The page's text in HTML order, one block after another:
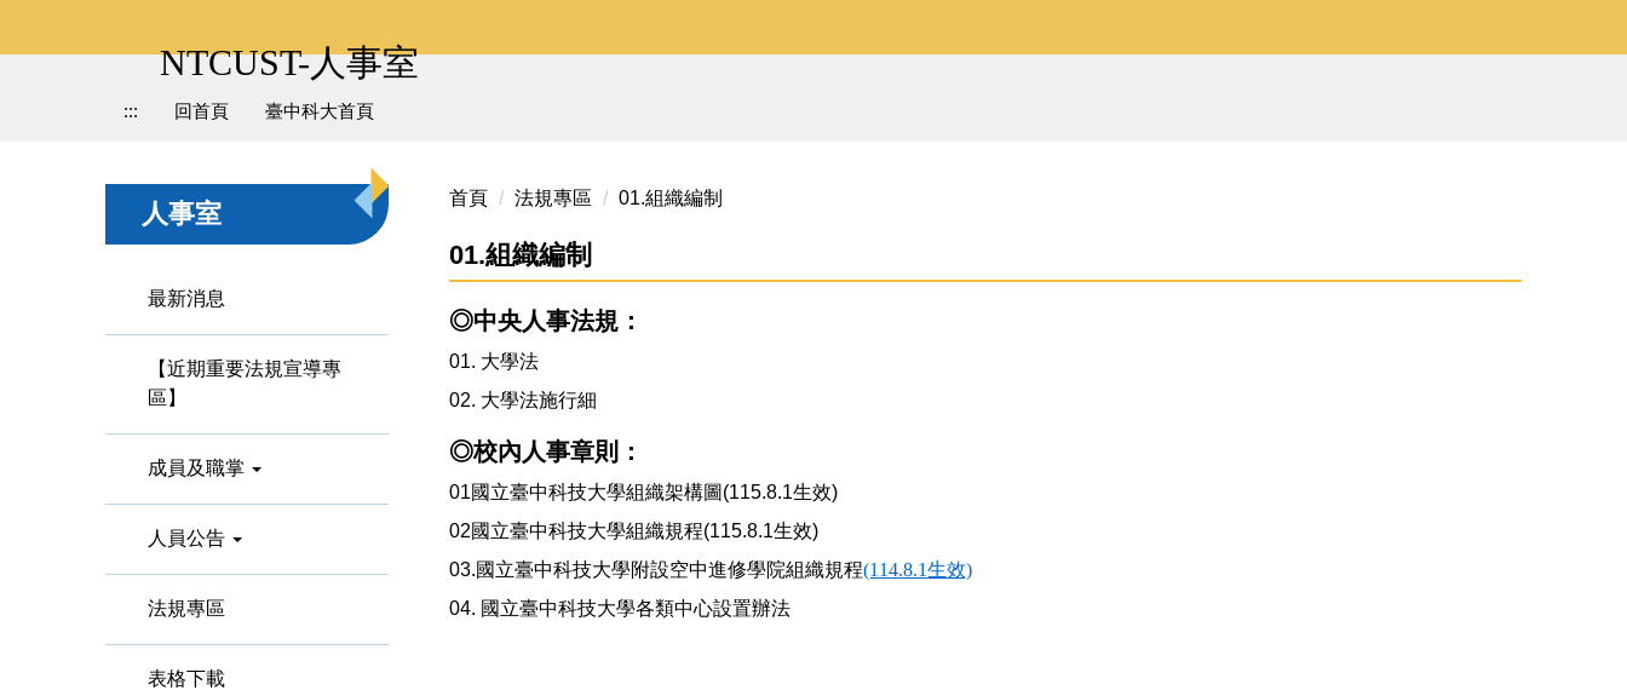
NTCUST-人事室
::: 回首頁 臺中科大首頁
人事室
最新消息
【近期重要法規宣導專
區】
成員及職掌
人員公告
法規專區
表格下載
首頁 法規專區 01.組織編制
01.組織編制
◎中央人事法規：
01. 大學法
02. 大學法施行細
◎校內人事章則：
01國立臺中科技大學組織架構圖(115.8.1生效)
02國立臺中科技大學組織規程(115.8.1生效)
03.國立臺中科技大學附設空中進修學院組織規程(114.8.1生效)
04. 國立臺中科技大學各類中心設置辦法